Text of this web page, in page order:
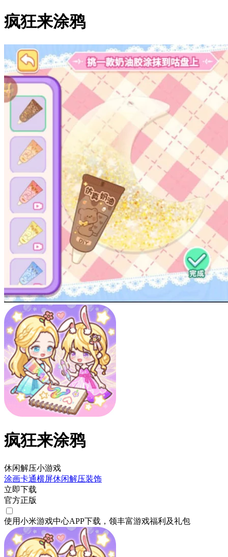
疯狂来涂鸦
疯狂来涂鸦
休闲解压小游戏
涂画卡通横屏休闲解压装饰
立即下载
官方正版
使用小米游戏中心APP下载 ，领丰富游戏福利 及礼包